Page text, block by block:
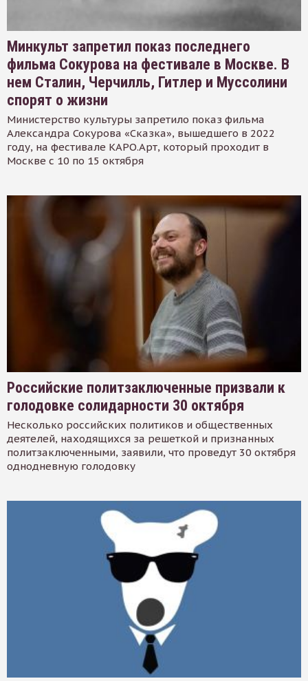
Минкульт запретил показ последнего
фильма Сокурова на фестивале в Москве. В
нем Сталин, Черчилль, Гитлер и Муссолини
спорят о жизни
Министерство культуры запретило показ фильма
Александра Сокурова «Сказка», вышедшего в 2022
году, на фестивале КАРО.Арт, который проходит в
Москве с 10 по 15 октября
Российские политзаключенные призвали к
голодовке солидарности 30 октября
Несколько российских политиков и общественных
деятелей, находящихся за решеткой и признанных
политзаключенными, заявили, что проведут 30 октября
однодневную голодовку